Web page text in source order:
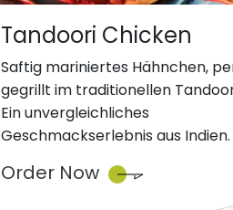
Tandoori Chicken
Saftig mariniertes Hähnchen,
gegrillt im traditionellen
Ein unvergleichliches
Geschmackserlebnis aus Indien.
Order Now